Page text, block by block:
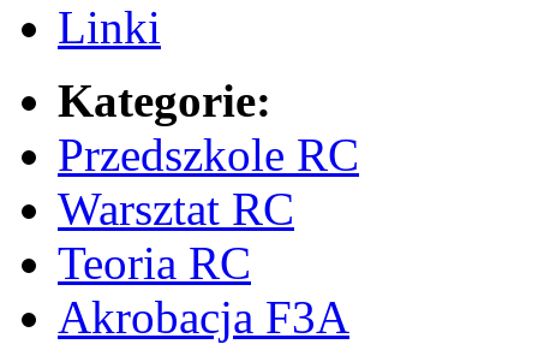
Linki
Kategorie:
Przedszkole RC
Warsztat RC
Teoria RC
Akrobacja F3A